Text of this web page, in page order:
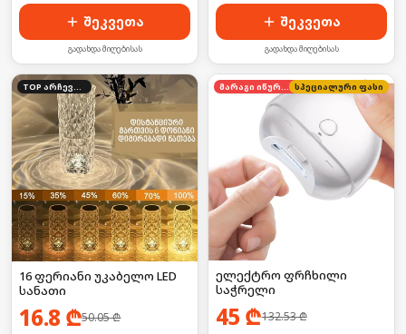
შეკვეთა
გადახდა მიღებისას
შეკვეთა
გადახდა მიღებისას
TOP არჩევანი
16 ფერიანი უკაბელო LED
სანათი
16.8 ₾50.05₾
მარაგი იწურება სპეციალური ფასი
ელექტრო ფრჩხილი
საჭრელი
45 ₾132.53₾